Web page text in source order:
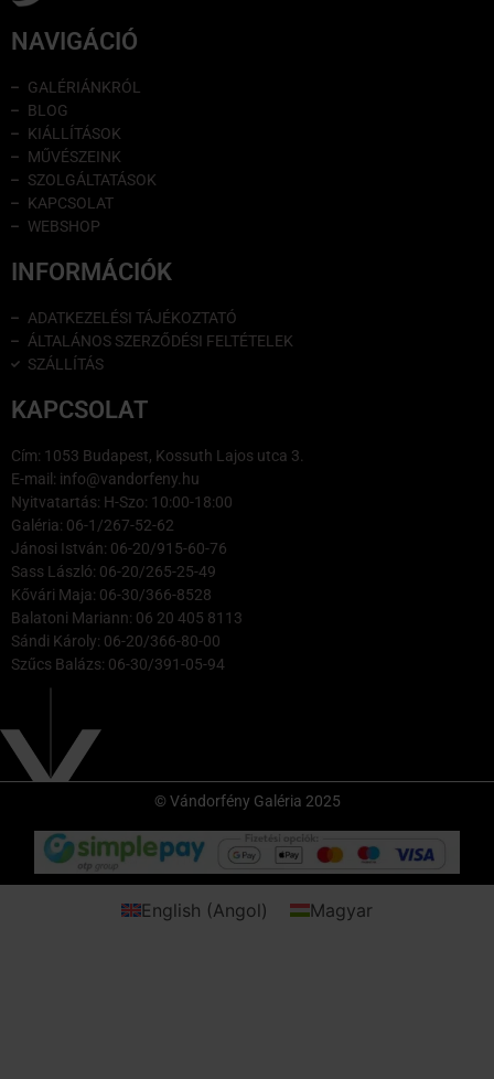
NAVIGÁCIÓ
GALÉRIÁNKRÓL
BLOG
KIÁLLÍTÁSOK
MŰVÉSZEINK
SZOLGÁLTATÁSOK
KAPCSOLAT
WEBSHOP
INFORMÁCIÓK
ADATKEZELÉSI TÁJÉKOZTATÓ
ÁLTALÁNOS SZERZŐDÉSI FELTÉTELEK
SZÁLLÍTÁS
KAPCSOLAT
Cím: 1053 Budapest, Kossuth Lajos utca 3.
E-mail: info@vandorfeny.hu
Nyitvatartás: H-Szo: 10:00-18:00
Galéria: 06-1/267-52-62
Jánosi István: 06-20/915-60-76
Sass László: 06-20/265-25-49
Kővári Maja: 06-30/366-8528
Balatoni Mariann: 06 20 405 8113
Sándi Károly: 06-20/366-80-00
Szűcs Balázs: 06-30/391-05-94
© Vándorfény Galéria 2025
English (Angol) Magyar